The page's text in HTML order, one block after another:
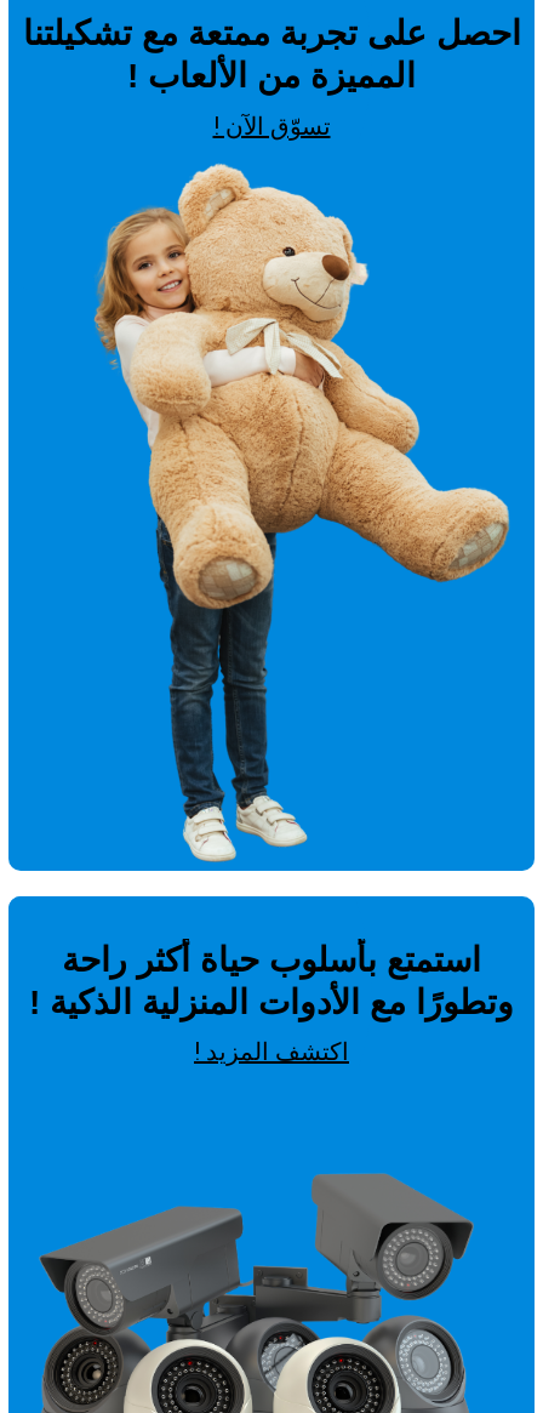
احصل على تجربة ممتعة مع تشكيلتنا
المميزة من الألعاب !
تسوّق الآن !
استمتع بأسلوب حياة أكثر راحة
وتطورًا مع الأدوات المنزلية الذكية !
اكتشف المزيد !